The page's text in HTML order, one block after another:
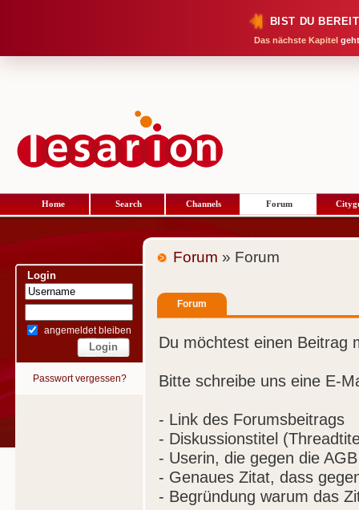
BIST DU
Das nächste Kapitel
Home Search Channels Forum
Login
angemeldet bleiben
Passwort vergessen?
Forum » Forum
Forum
Du möchtest einen Beitrag
Bitte schreibe uns eine E-
- Link des Forumsbeitrags
- Diskussionstitel
- Userin, die gegen die
- Genaues Zitat, dass
- Begründung warum das